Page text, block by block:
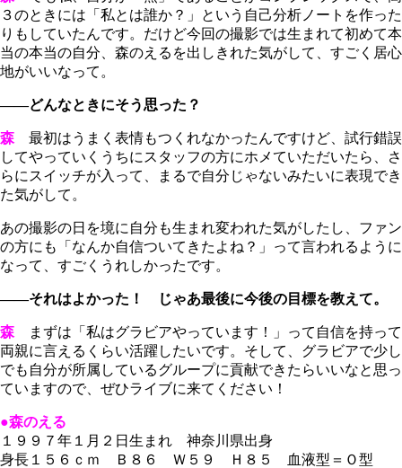
３のときには「私とは誰か？」という自己分析ノートを作った
りもしていたんです。だけど今回の撮影では生まれて初めて本
当の本当の自分、森のえるを出しきれた気がして、すごく居心
地がいいなって。
――どんなときにそう思った？
森 最初はうまく表情もつくれなかったんですけど、試行錯誤
してやっていくうちにスタッフの方にホメていただいたら、さ
らにスイッチが入って、まるで自分じゃないみたいに表現でき
た気がして。
あの撮影の日を境に自分も生まれ変われた気がしたし、ファン
の方にも「なんか自信ついてきたよね？」って言われるように
なって、すごくうれしかったです。
――それはよかった！ じゃあ最後に今後の目標を教えて。
森 まずは「私はグラビアやっています！」って自信を持って
両親に言えるくらい活躍したいです。そして、グラビアで少し
でも自分が所属しているグループに貢献できたらいいなと思っ
ていますので、ぜひライブに来てください！
●森のえる
１９９７年１月２日生まれ 神奈川県出身
身長１５６ｃｍ Ｂ８６ Ｗ５９ Ｈ８５ 血液型＝Ｏ型